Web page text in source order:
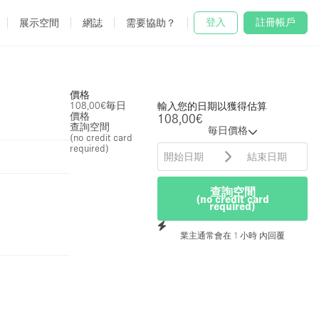
展示空間 網誌 需要協助？ 登入 註冊帳戶
輸入您的日期以獲得估算
108,00€
毎日價格
查詢空間
(no credit card
required)
業主通常會在 1 小時 內回覆
價格
108,00€毎日
價格
查詢空間
(no credit card
required)